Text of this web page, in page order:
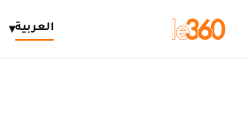
العربية▾